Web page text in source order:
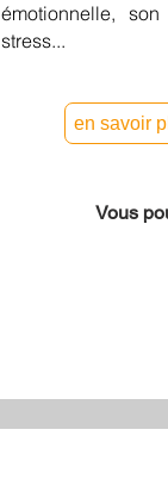
émotionnelle,
stress...
en savoir
Vous